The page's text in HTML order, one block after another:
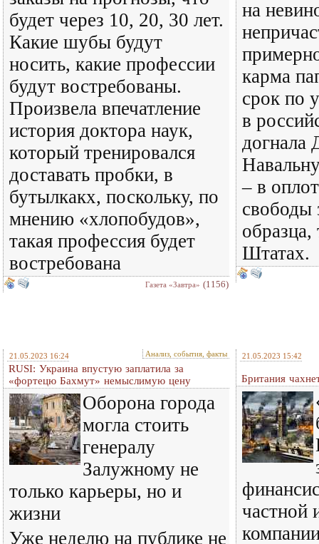
будет через 10, 20, 30 лет.
Какие шубы будут
носить, какие профессии
будут востребованы.
Произвела впечатление
история доктора наук,
который тренировался
доставать пробки, в
бутылкакх, поскольку, по
мнению «хлопобудов»,
такая профессия будет
востребована
Газета «Завтра» (1156)
на
карма
срок по
в
догнала
– в
свободы
образца,
Штатах.
21.05.2023 16:24 Анализ, события, факты
RUSI: Украина впустую заплатила за
«фортецю Бахмут» немыслимую цену
Оборона города
могла стоить
генералу
Залужному не
только карьеры, но и
жизни
Уже неделю на публике не
21.05.2023 15:42
Британия
частной